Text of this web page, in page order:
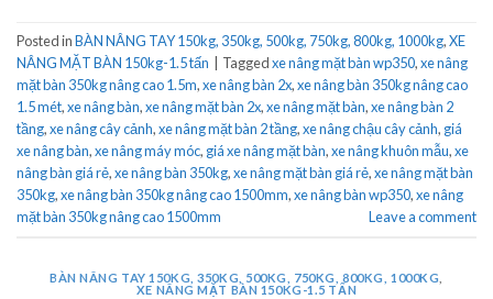
Posted inBÀN NÂNG TAY 150kg, 350kg, 500kg, 750kg, 800kg, 1000kg,XE
NÂNG MẶT BÀN 150kg-1.5 tấn
Taggedxe nâng mặt bàn wp350,xe nâng
mặt bàn 350kg nâng cao 1.5m,xe nâng bàn 2x,xe nâng bàn 350kg nâng cao
1.5 mét,xe nâng bàn,xe nâng mặt bàn 2x,xe nâng mặt bàn,xe nâng bàn 2
tầng,xe nâng cây cảnh,xe nâng mặt bàn 2 tầng,xe nâng chậu cây cảnh, giá
xe nâng bàn,xe nâng máy móc, giá xe nâng mặt bàn,xe nâng khuôn mẫu,xe
nâng bàn giá rẻ,xe nâng bàn 350kg,xe nâng mặt bàn giá rẻ,xe nâng mặt bàn
350kg,xe nâng bàn 350kg nâng cao 1500mm,xe nâng bàn wp350,xe nâng
mặt bàn 350kg nâng cao 1500mm
Leave a comment
BÀN NÂNG TAY 150KG, 350KG, 500KG, 750KG, 800KG, 1000KG
XE NÂNG MẶT BÀN 150KG-1.5 TẤN